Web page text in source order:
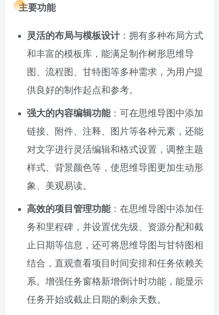
主要功能
灵活的布局与模板设计 ：拥有多种布局方式
和丰富的模板库，能满足制作树形思维导
图、流程图、甘特图等多种需求，为用户提
供良好的制作起点和参考。
强大的内容编辑功能：可在思维导图中添加
链接、附件、注释、图片等各种元素，还能
对文字进行灵活编辑和格式设置，调整主题
样式、背景颜色等，使思维导图更加生动形
象、美观易读。
高效的项目管理功能：在思维导图中添加任
务和里程碑，并设置优先级、资源分配和截
止日期等信息，还可将思维导图与甘特图相
结合，直观查看项目时间安排和任务依赖关
系。增强任务窗格新增倒计时功能，能显示
任务开始或截止日期的剩余天数。